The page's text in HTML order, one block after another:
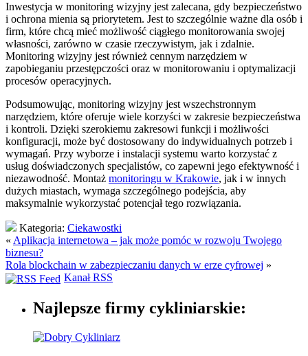
Inwestycja w monitoring wizyjny jest zalecana, gdy bezpieczeństwo
i ochrona mienia są priorytetem. Jest to szczególnie ważne dla osób i
firm, które chcą mieć możliwość ciągłego monitorowania swojej
własności, zarówno w czasie rzeczywistym, jak i zdalnie.
Monitoring wizyjny jest również cennym narzędziem w
zapobieganiu przestępczości oraz w monitorowaniu i optymalizacji
procesów operacyjnych.
Podsumowując, monitoring wizyjny jest wszechstronnym
narzędziem, które oferuje wiele korzyści w zakresie bezpieczeństwa
i kontroli. Dzięki szerokiemu zakresowi funkcji i możliwości
konfiguracji, może być dostosowany do indywidualnych potrzeb i
wymagań. Przy wyborze i instalacji systemu warto korzystać z
usług doświadczonych specjalistów, co zapewni jego efektywność i
niezawodność. Montaż monitoringu w Krakowie, jak i w innych
dużych miastach, wymaga szczególnego podejścia, aby
maksymalnie wykorzystać potencjał tego rozwiązania.
Kategoria: Ciekawostki
« Aplikacja internetowa – jak może pomóc w rozwoju Twojego
biznesu?
Rola blockchain w zabezpieczaniu danych w erze cyfrowej »
Kanał RSS
Najlepsze firmy cykliniarskie: